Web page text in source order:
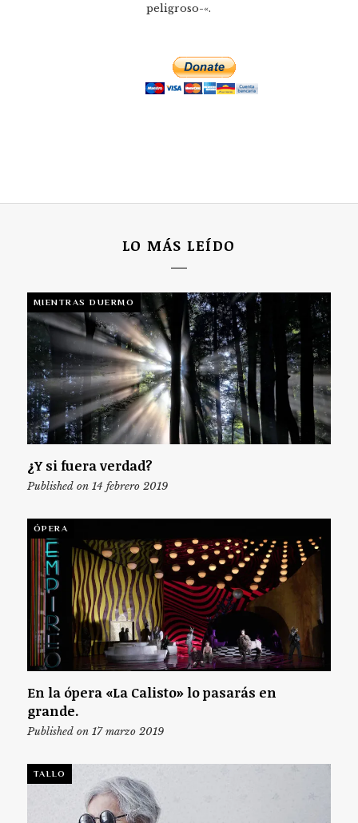
peligroso-«.
LO MÁS LEÍDO
MIENTRAS DUERMO
¿Y si fuera verdad?
Published on 14 febrero 2019
ÓPERA
En la ópera «La Calisto» lo pasarás en
grande.
Published on 17 marzo 2019
TALLO